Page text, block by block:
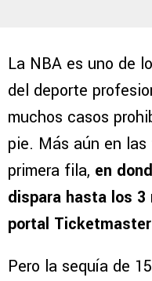
La NBA es uno de
del deporte
muchos casos
pie. Más aún en
primera fila, en
dispara hasta los
portal Ticketmaster
Pero la sequía de